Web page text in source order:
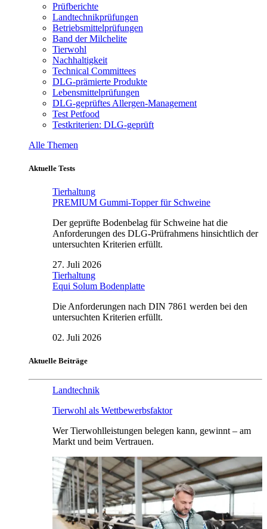
Prüfberichte
Landtechnikprüfungen
Betriebsmittelprüfungen
Band der Milchelite
Tierwohl
Nachhaltigkeit
Technical Committees
DLG-prämierte Produkte
Lebensmittelprüfungen
DLG-geprüftes Allergen-Management
Test Petfood
Testkriterien: DLG-geprüft
Alle Themen
Aktuelle Tests
Tierhaltung
PREMIUM Gummi-Topper für Schweine
Der geprüfte Bodenbelag für Schweine hat die
Anforderungen des DLG-Prüfrahmens hinsichtlich der
untersuchten Kriterien erfüllt.
27. Juli 2026
Tierhaltung
Equi Solum Bodenplatte
Die Anforderungen nach DIN 7861 werden bei den
untersuchten Kriterien erfüllt.
02. Juli 2026
Aktuelle Beiträge
Landtechnik
Tierwohl als Wettbewerbsfaktor
Wer Tierwohlleistungen belegen kann, gewinnt – am
Markt und beim Vertrauen.